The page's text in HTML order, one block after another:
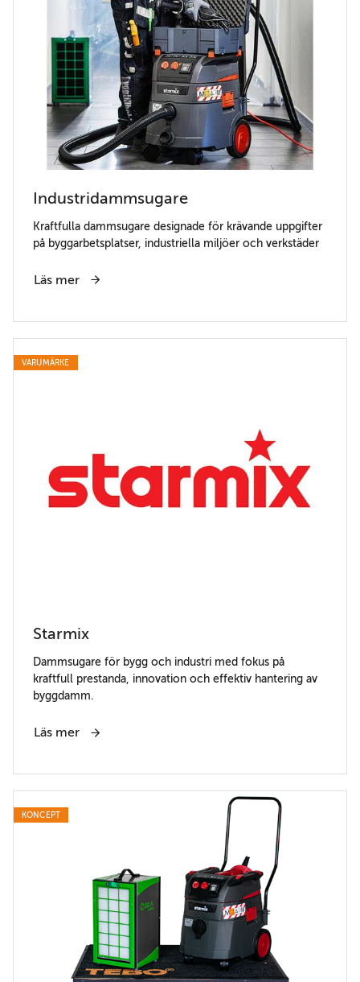
Industridammsugare
Kraftfulla dammsugare designade för krävande uppgifter
på byggarbetsplatser, industriella miljöer och verkstäder
Läs mer
VARUMÄRKE
Starmix
Dammsugare för bygg och industri med fokus på
kraftfull prestanda, innovation och effektiv hantering av
byggdamm.
Läs mer
KONCEPT